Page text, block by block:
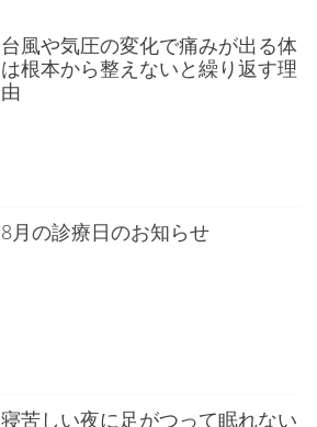
台風や気圧の変化で痛みが出る体
は根本から整えないと繰り返す理
由
8月の診療日のお知らせ
寝苦しい夜に足がつって眠れない